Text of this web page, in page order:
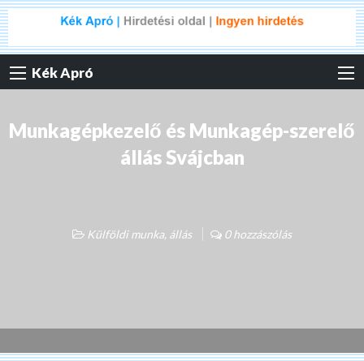
Kék Apró
Munkagépkezelő és Munkagép-szerelő
állás Svájcban
Külföldi munka, állás 0 hozzászólás